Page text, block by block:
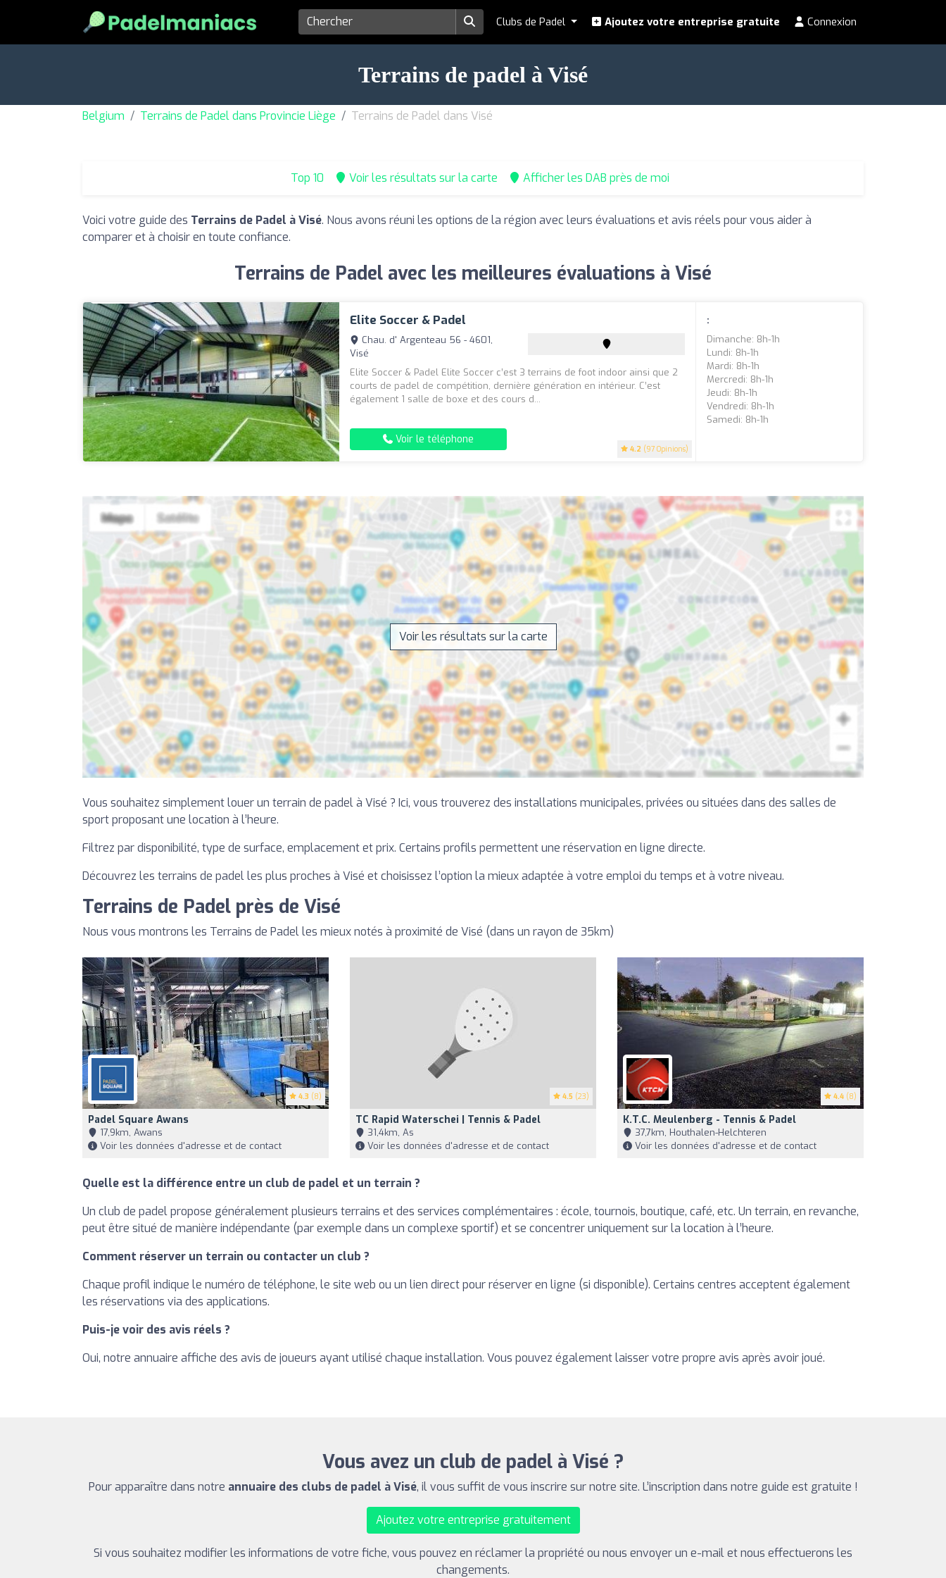
Clubs de Padel Ajoutez votre entreprise gratuite Connexion
Terrains de padel à Visé
Belgium Terrains de Padel dans Provincie Liège Terrains de Padel dans Visé
Top 10 Voir les résultats sur la carte Afficher les DAB près de moi
Voici votre guide des Terrains de Padel à Visé. Nous avons réuni les options de la région avec leurs évaluations et avis réels pour vous aider à
comparer et à choisir en toute confiance.
Terrains de Padel avec les meilleures évaluations à Visé
Elite Soccer & Padel
4.2 (97 Opinions)
Chau. d' Argenteau 56 - 4601,
Visé
Elite Soccer & Padel Elite Soccer c’est 3 terrains de foot indoor ainsi que 2
courts de padel de compétition, dernière génération en intérieur. C’est
également 1 salle de boxe et des cours d...
Voir le téléphone
:
Dimanche: 8h-1h
Lundi: 8h-1h
Mardi: 8h-1h
Mercredi: 8h-1h
Jeudi: 8h-1h
Vendredi: 8h-1h
Samedi: 8h-1h
Voir les résultats sur la carte
Vous souhaitez simplement louer un terrain de padel à Visé ? Ici, vous trouverez des installations municipales, privées ou situées dans des salles de
sport proposant une location à l’heure.
Filtrez par disponibilité, type de surface, emplacement et prix. Certains profils permettent une réservation en ligne directe.
Découvrez les terrains de padel les plus proches à Visé et choisissez l’option la mieux adaptée à votre emploi du temps et à votre niveau.
Terrains de Padel près de Visé
Nous vous montrons les Terrains de Padel les mieux notés à proximité de Visé (dans un rayon de 35km)
4.3 (8)
Padel Square Awans
17,9km, Awans
Voir les données d'adresse et de contact
4.5 (23)
TC Rapid Waterschei | Tennis & Padel
31,4km, As
Voir les données d'adresse et de contact
4.4 (8)
K.T.C. Meulenberg - Tennis & Padel
37,7km, Houthalen-Helchteren
Voir les données d'adresse et de contact
Quelle est la différence entre un club de padel et un terrain ?
Un club de padel propose généralement plusieurs terrains et des services complémentaires : école, tournois, boutique, café, etc. Un terrain, en revanche,
peut être situé de manière indépendante (par exemple dans un complexe sportif) et se concentrer uniquement sur la location à l’heure.
Comment réserver un terrain ou contacter un club ?
Chaque profil indique le numéro de téléphone, le site web ou un lien direct pour réserver en ligne (si disponible). Certains centres acceptent également
les réservations via des applications.
Puis-je voir des avis réels ?
Oui, notre annuaire affiche des avis de joueurs ayant utilisé chaque installation. Vous pouvez également laisser votre propre avis après avoir joué.
Vous avez un club de padel à Visé ?
Pour apparaître dans notre annuaire des clubs de padel à Visé, il vous suffit de vous inscrire sur notre site. L’inscription dans notre guide est gratuite !
Ajoutez votre entreprise gratuitement
Si vous souhaitez modifier les informations de votre fiche, vous pouvez en réclamer la propriété ou nous envoyer un e-mail et nous effectuerons les
changements.